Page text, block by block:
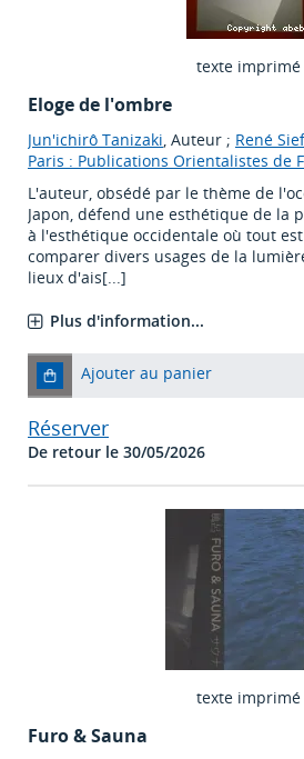
texte imprimé
Eloge de l'ombre
Jun'ichirô Tanizaki, Auteur ; René
Paris : Publications Orientalistes de
L'auteur, obsédé par le thème de
Japon, défend une esthétique de la
à l'esthétique occidentale où tout
comparer divers usages de la
lieux d'ais[...]
Plus d'information...
Ajouter au panier
Réserver
De retour le 30/05/2026
texte imprimé
Furo & Sauna